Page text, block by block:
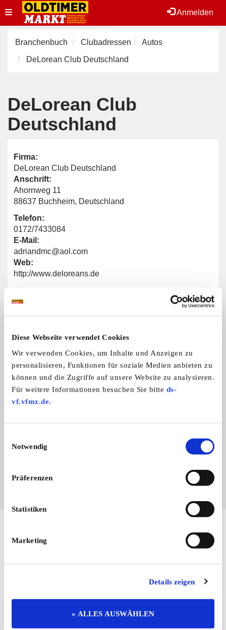
Diese Webseite verwendet Cookies
Wir verwenden Cookies, um Inhalte und Anzeigen zu
personalisieren, Funktionen für soziale Medien anbieten zu
können und die Zugriffe auf unsere Website zu analysieren.
Für weitere Informationen besuchen Sie bitte ds-
vf.vfmz.de.
Notwendig
Präferenzen
Statistiken
Marketing
Details zeigen
» ALLES AUSWÄHLEN
Anmelden
Toggle
navigation
Branchenbuch Clubadressen
Autos
DeLorean Club Deutschland
DeLorean Club
Deutschland
Firma:
DeLorean Club Deutschland
Anschrift:
Ahornweg 11
88637 Buchheim, Deutschland
Telefon:
0172/7433084
E-Mail:
adriandmc@aol.com
Web:
http://www.deloreans.de
Autos
Portrait
Homepage:www.deloreanclub.de ,www.deloreans.de
Folgen Sie uns auf unseren Social-Media-Seiten oder
Facebook|Instagram|YouTube|Termine-App
Jetzt kostenlos abonnieren